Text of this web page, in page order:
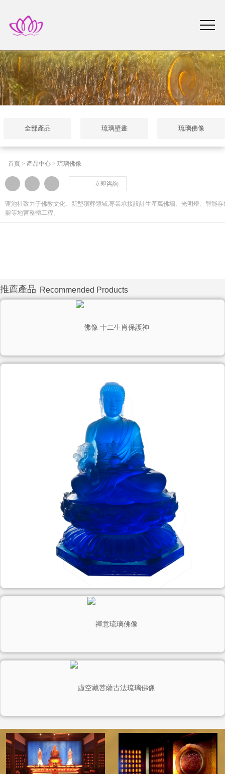
全部產品 琉璃壁畫 琉璃佛像
首頁 > 產品中心 > 琉璃佛像
立即咨詢
蓮池社致力于佛教文化、新型殯葬領域,專業承接設計生產萬佛墻、光明燈、智能存
架等地宮整體工程。
推薦產品 Recommended Products